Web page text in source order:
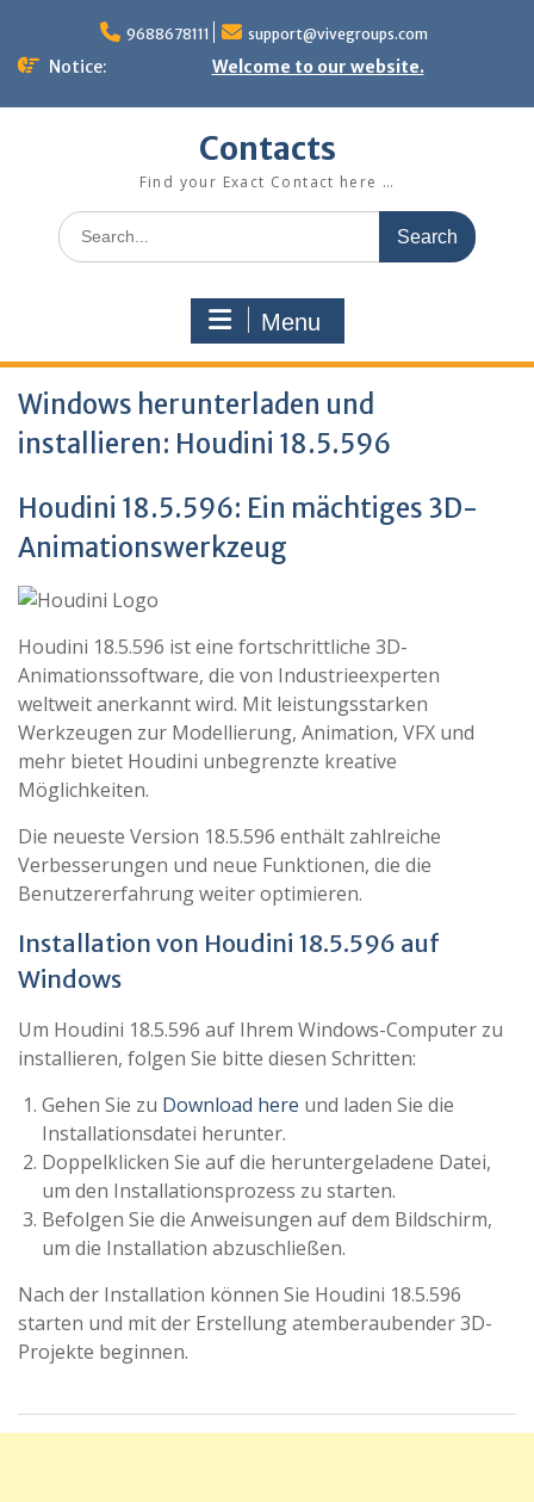
content
9688678111 support@vivegroups.com
Notice: Welcome to our website.
Contacts
Find your Exact Contact here …
Search
for:
Menu
Windows herunterladen und
installieren: Houdini 18.5.596
Houdini 18.5.596: Ein mächtiges 3D-
Animationswerkzeug
Houdini 18.5.596 ist eine fortschrittliche 3D-
Animationssoftware, die von Industrieexperten
weltweit anerkannt wird. Mit leistungsstarken
Werkzeugen zur Modellierung, Animation, VFX und
mehr bietet Houdini unbegrenzte kreative
Möglichkeiten.
Die neueste Version 18.5.596 enthält zahlreiche
Verbesserungen und neue Funktionen, die die
Benutzererfahrung weiter optimieren.
Installation von Houdini 18.5.596 auf
Windows
Um Houdini 18.5.596 auf Ihrem Windows-Computer zu
installieren, folgen Sie bitte diesen Schritten:
Gehen Sie zu Download here und laden Sie die
Installationsdatei herunter.
Doppelklicken Sie auf die heruntergeladene Datei,
um den Installationsprozess zu starten.
Befolgen Sie die Anweisungen auf dem Bildschirm,
um die Installation abzuschließen.
Nach der Installation können Sie Houdini 18.5.596
starten und mit der Erstellung atemberaubender 3D-
Projekte beginnen.